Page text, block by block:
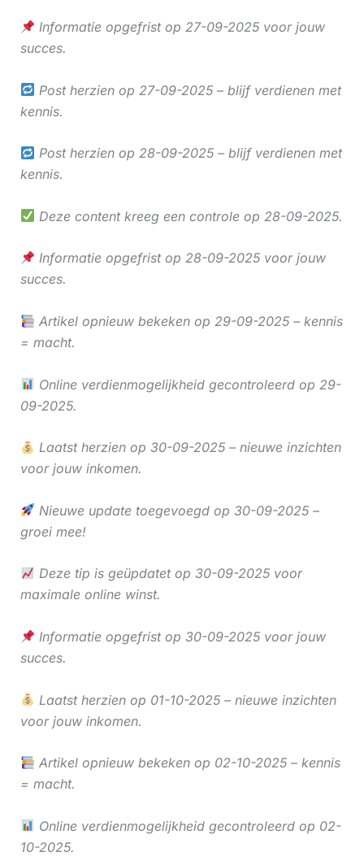
Informatie opgefrist op 27-09-2025 voor jouw
succes.
Post herzien op 27-09-2025 – blijf verdienen met
kennis.
Post herzien op 28-09-2025 – blijf verdienen met
kennis.
Deze content kreeg een controle op 28-09-2025.
Informatie opgefrist op 28-09-2025 voor jouw
succes.
Artikel opnieuw bekeken op 29-09-2025 – kennis
= macht.
Online verdienmogelijkheid gecontroleerd op 29-
09-2025.
Laatst herzien op 30-09-2025 – nieuwe inzichten
voor jouw inkomen.
Nieuwe update toegevoegd op 30-09-2025 –
groei mee!
Deze tip is geüpdatet op 30-09-2025 voor
maximale online winst.
Informatie opgefrist op 30-09-2025 voor jouw
succes.
Laatst herzien op 01-10-2025 – nieuwe inzichten
voor jouw inkomen.
Artikel opnieuw bekeken op 02-10-2025 – kennis
= macht.
Online verdienmogelijkheid gecontroleerd op 02-
10-2025.